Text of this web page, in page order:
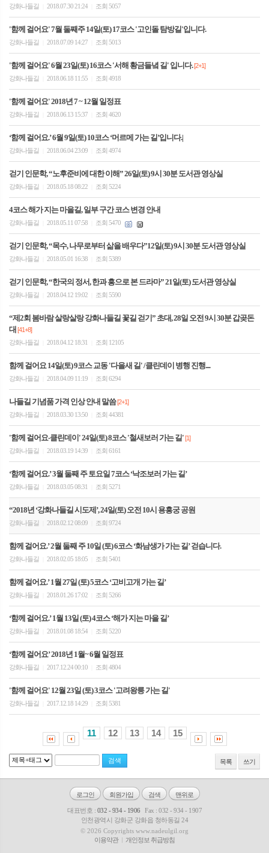
강화나들길 2018.07.30 21:24 조회 5057
'함께 걸어요' 7월 둘째주 14일(토) 17코스 '고인돌 탐방길'입니다.
강화나들길 2018.07.09 14:27 조회 5013
'함께 걸어요' 6월 23일(토) 16코스 '서해 황금들녘 길' 입니다.[2+1]
강화나들길
2018.06.18 11:55 조회 4918
'함께 걸어요' 2018년 7 ~ 12월 일정표
강화나들길 2018.06.13 15:37 조회 4620
‘함께 걸어요.’ 6월 9일(토) 10코스 ‘머르메 가는 길’입니다.|
강화나들길 2018.06.04 23:09 조회 4974
걷기 인문학, “노후준비에 대한 이해” 26일(토) 9시 30분 도서관 영상실
강화나들길 2018.05.18 08:22 조회 5224
4코스 해가 지는 마을길, 일부 구간 코스 변경 안내
강화나들길 2018.05.11 07:58 조회 5470
걷기 인문학, “목수, 나무로부터 삶을 배우다”12일(토) 9시 30분 도서관 영상실
강화나들길 2018.05.01 16:38 조회 5389
걷기 인문학, “한국의 정서, 한과 흥으로 본 드라마” 21일(토) 도서관 영상실
강화나들길 2018.04.12 19:02 조회 5590
“제2회 봄바람 살랑살랑 강화나들길 꽃길 걷기” 초대, 28일 오전 9시 30분 갑곶돈
대 [41+8]
강화나들길
2018.04.12 18:31 조회 12105
함께 걸어요 14일(토) 9코스 교동 '다을새 길' /클린데이 병행 진행....
강화나들길 2018.04.09 11:19 조회 6294
나들길 기념품 가격 인상 안내 말씀[2+1]
강화나들길
2018.03.30 13:50 조회 44381
'함께 걸어요-클린데이' 24일(토) 8코스 '철새보러 가는 길'[1]
강화나들길
2018.03.19 14:39 조회 6161
‘함께 걸어요.’ 3월 둘째 주 토요일 7코스 ‘낙조보러 가는 길’
강화나들길 2018.03.05 08:31 조회 5271
“2018년 ‘강화나들길 시도제’, 24일(토) 오전 10시 용흥궁 공원
강화나들길 2018.02.12 08:09 조회 9724
함께 걸어요.’ 2월 둘째 주 10일 (토) 6코스 ‘화남생가 가는 길’ 걷습니다.
강화나들길 2018.02.05 18:05 조회 5401
함께 걸어요.’ 1월 27일 (토) 5코스 ‘고비고개 가는 길’
강화나들길 2018.01.26 17:02 조회 5266
‘함께 걸어요.’ 1월 13일 (토) 4코스 ‘해가 지는 마을 길’
강화나들길 2018.01.08 18:54 조회 5220
‘함께 걸어요’ 2018년 1월~ 6월 일정표
강화나들길 2017.12.24 00:10 조회 4804
'함께 걸어요' 12월 23일 (토) 3코스 '고려왕릉 가는 길'
강화나들길 2017.12.18 14:29 조회 5381
11 12 13 14 15
목록 쓰기
로그인 회원가입 검색 맨위로
대표번호 : 032 - 934 - 1906
Fax : 032 - 934 - 1907
인천광역시 강화군 강화읍 청하동길 24
© 2026 Copyrights www.nadeulgil.org
이용약관
개인정보 취급방침